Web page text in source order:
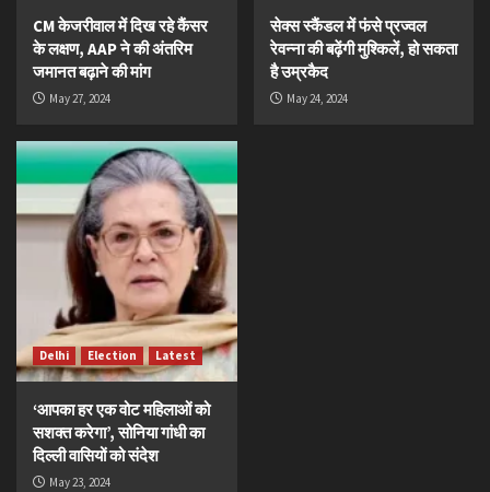
CM केजरीवाल में दिख रहे कैंसर
के लक्षण, AAP ने की अंतरिम
जमानत बढ़ाने की मांग
May 27, 2024
सेक्स स्कैंडल में फंसे प्रज्वल
रेवन्ना की बढ़ेंगी मुश्किलें, हो सकता
है उम्रकैद
May 24, 2024
Delhi Election Latest
‘आपका हर एक वोट महिलाओं को
सशक्त करेगा’, सोनिया गांधी का
दिल्ली वासियों को संदेश
May 23, 2024